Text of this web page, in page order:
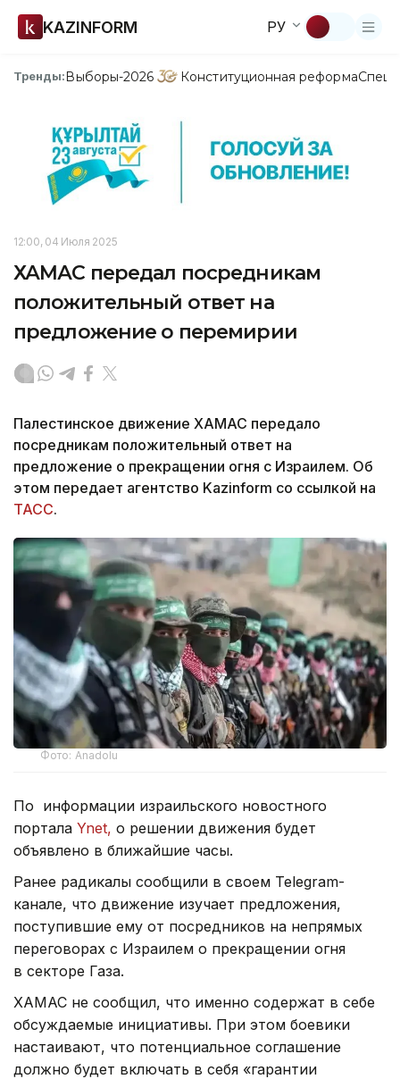
KAZINFORM РУ
Тренды:Выборы-2026 Конституционная реформа
12:00, 04 Июля 2025
ХАМАС передал посредникам
положительный ответ на
предложение о перемирии
Палестинское движение ХАМАС передало
посредникам положительный ответ на
предложение о прекращении огня с Израилем. Об
этом передает агентство Kazinform со ссылкой на
ТАСС.
Фото: Anadolu
По информации израильского новостного
портала Ynet, о решении движения будет
объявлено в ближайшие часы.
Ранее радикалы сообщили в своем Telegram-
канале, что движение изучает предложения,
поступившие ему от посредников на непрямых
переговорах с Израилем о прекращении огня
в секторе Газа.
ХАМАС не сообщил, что именно содержат в себе
обсуждаемые инициативы. При этом боевики
настаивают, что потенциальное соглашение
должно будет включать в себя «гарантии